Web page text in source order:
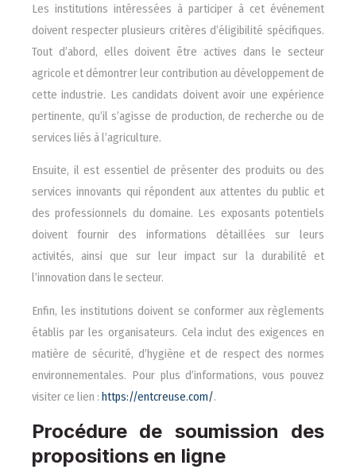
Les institutions intéressées à participer à cet événement
doivent respecter plusieurs critères d’éligibilité spécifiques.
Tout d’abord, elles doivent être actives dans le secteur
agricole et démontrer leur contribution au développement de
cette industrie. Les candidats doivent avoir une expérience
pertinente, qu’il s’agisse de production, de recherche ou de
services liés à l’agriculture.
Ensuite, il est essentiel de présenter des produits ou des
services innovants qui répondent aux attentes du public et
des professionnels du domaine. Les exposants potentiels
doivent fournir des informations détaillées sur leurs
activités, ainsi que sur leur impact sur la durabilité et
l’innovation dans le secteur.
Enfin, les institutions doivent se conformer aux règlements
établis par les organisateurs. Cela inclut des exigences en
matière de sécurité, d’hygiène et de respect des normes
environnementales. Pour plus d’informations, vous pouvez
visiter ce lien : https://entcreuse.com/.
Procédure de soumission des
propositions en ligne